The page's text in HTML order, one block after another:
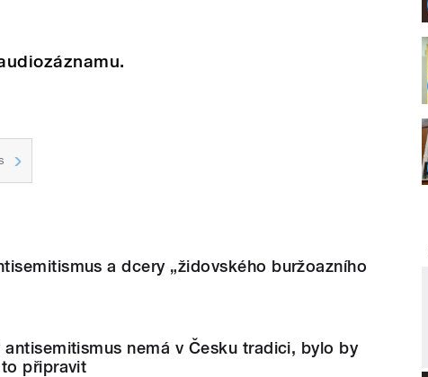
a dcery „židovského buržoazního
antisemitismus nemá v Česku tradici, bylo by
připravit